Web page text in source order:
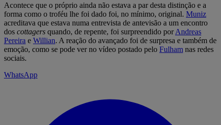
Acontece que o próprio ainda não estava a par desta distinção e a
forma como o troféu lhe foi dado foi, no mínimo, original. Muniz
acreditava que estava numa entrevista de antevisão a um encontro
dos cottagers quando, de repente, foi surpreendido porAndreas
Pereira e Willian. A reação do avançado foi de surpresa e também de
emoção, como se pode ver no vídeo postado pelo Fulham nas redes
sociais.
WhatsApp